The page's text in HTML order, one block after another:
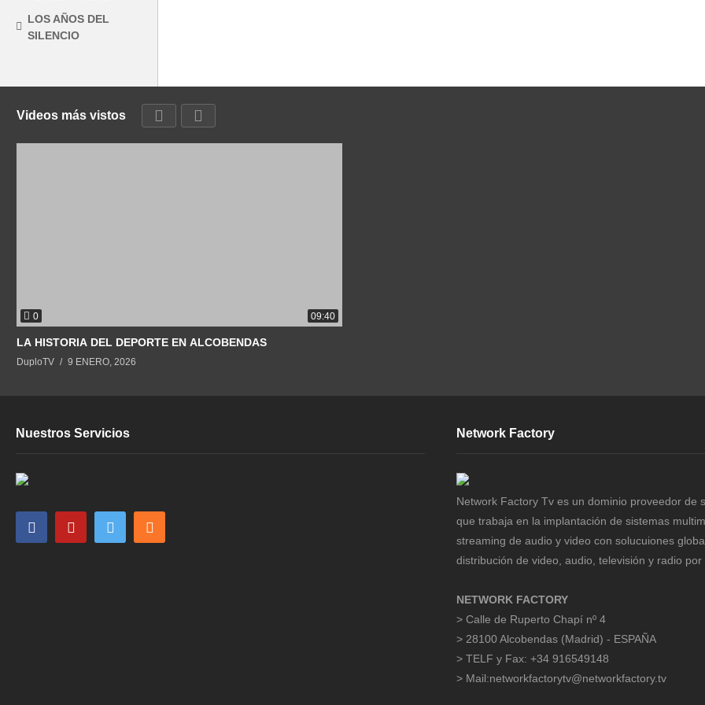
LOS AÑOS DEL
SILENCIO
Videos más vistos
0 09:40
LA HISTORIA DEL DEPORTE EN ALCOBENDAS
DuploTV 9 ENERO, 2026
Nuestros Servicios Network Factory
Network Factory Tv es un dominio proveedor de
que trabaja en la implantación de sistemas
streaming de audio y video con solucuiones
distribución de video, audio, televisión y radio por
NETWORK FACTORY
> Calle de Ruperto Chapí nº 4
> 28100 Alcobendas (Madrid) - ESPAÑA
> TELF y Fax: +34 916549148
> Mail:networkfactorytv@networkfactory.tv